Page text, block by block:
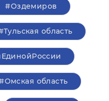
#Оздемиров
область
область